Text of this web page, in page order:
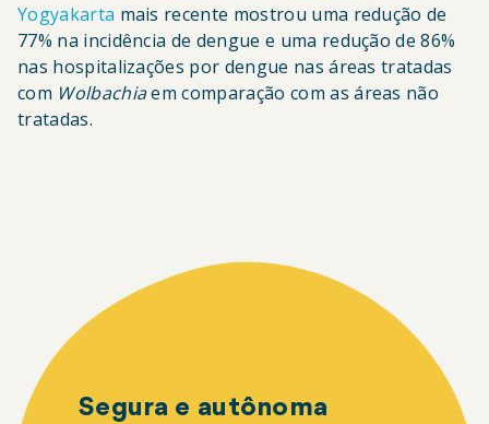
Yogyakarta mais recente mostrou uma redução de
77% na incidência de dengue e uma redução de 86%
nas hospitalizações por dengue nas áreas tratadas
com Wolbachiaem comparação com as áreas não
tratadas.
Segura e autônoma